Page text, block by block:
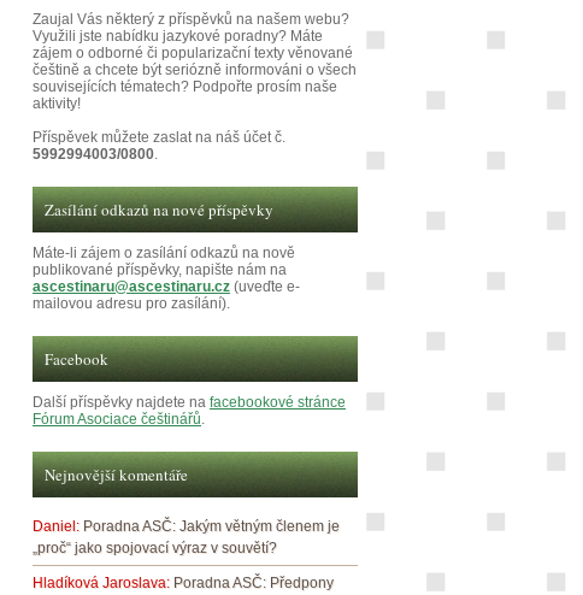
Zaujal Vás některý z příspěvků na našem webu?
Využili jste nabídku jazykové poradny? Máte
zájem o odborné či popularizační texty věnované
češtině a chcete být seriózně informováni o všech
souvisejících tématech? Podpořte prosím naše
aktivity!
Příspěvek můžete zaslat na náš účet č.
5992994003/0800.
Zasílání odkazů na nové příspěvky
Máte-li zájem o zasílání odkazů na nově
publikované příspěvky, napište nám na
ascestinaru@ascestinaru.cz (uveďte e-
mailovou adresu pro zasílání).
Facebook
Další příspěvky najdete na facebookové stránce
Fórum Asociace češtinářů.
Nejnovější komentáře
Daniel: Poradna ASČ: Jakým větným členem je
„proč“ jako spojovací výraz v souvětí?
Hladíková Jaroslava: Poradna ASČ: Předpony